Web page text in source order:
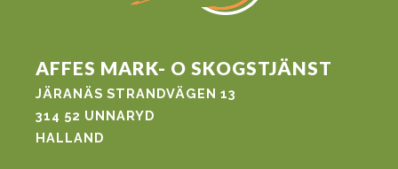
AFFES MARK- O SKOGSTJÄNST
JÄRANÄS STRANDVÄGEN 13
314 52 UNNARYD
HALLAND